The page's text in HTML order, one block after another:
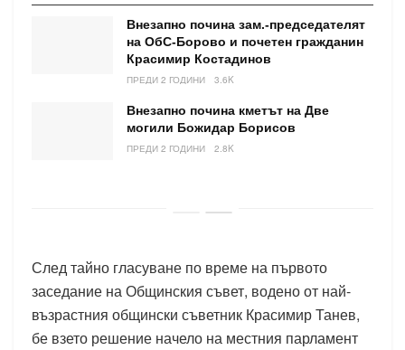
Внезапно почина зам.-председателят
на ОбС-Борово и почетен гражданин
Красимир Костадинов
ПРЕДИ 2 ГОДИНИ 3.6K
Внезапно почина кметът на Две
могили Божидар Борисов
ПРЕДИ 2 ГОДИНИ 2.8K
След тайно гласуване по време на първото
заседание на Общинския съвет, водено от най-
възрастния общински съветник Красимир Танев,
бе взето решение начело на местния парламент